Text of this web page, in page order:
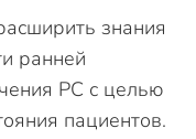
знания
ранней
РС с целью
пациентов.